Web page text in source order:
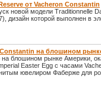
от Vacheron Constantin
новой модели Traditionnelle
дизайн которой выполнен в
на блошином
на блошином рынке Америки,
Easter Egg с часами
ювелиром Фаберже для